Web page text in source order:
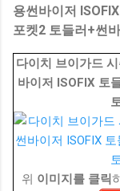
용썬바이저
포켓2 토들러+썬
다이치 브이가드
바이저 ISOFIX 토
위 이미지를 클릭